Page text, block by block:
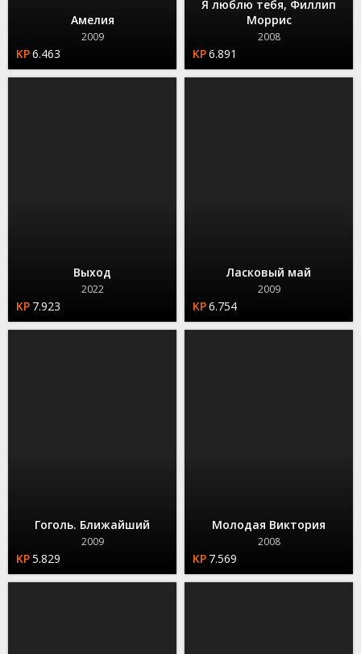
Амелия
2009
6.463
Я люблю тебя, Филлип
Моррис
2008
6.891
Выход
2022
7.923
Ласковый май
2009
6.754
Гоголь. Ближайший
2009
5.829
Молодая Виктория
2008
7.569